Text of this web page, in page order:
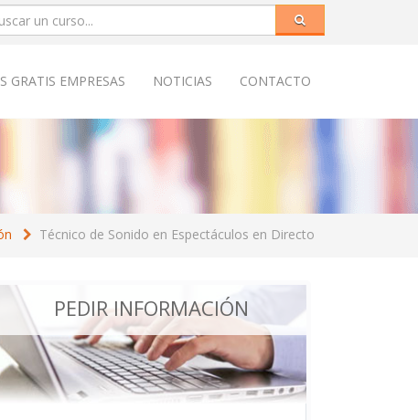
GRATIS EMPRESAS NOTICIAS CONTACTO
Técnico de Sonido en Espectáculos en Directo
PEDIR INFORMACIÓN